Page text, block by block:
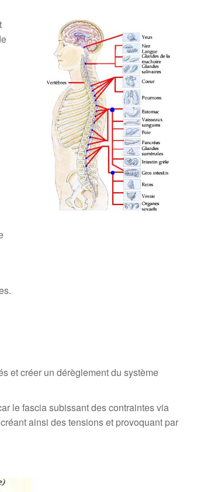
et créer un dérèglement du système
le fascia subissant des contraintes via
ainsi des tensions et provoquant par